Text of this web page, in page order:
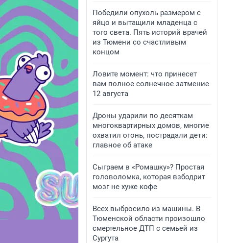
Победили опухоль размером с
яйцо и вытащили младенца с
того света. Пять историй врачей
из Тюмени со счастливым
концом
Ловите момент: что принесет
вам полное солнечное затмение
12 августа
Дроны ударили по десяткам
многоквартирных домов, многие
охватил огонь, пострадали дети:
главное об атаке
Сыграем в «Ромашку»? Простая
головоломка, которая взбодрит
мозг не хуже кофе
Всех выбросило из машины. В
Тюменской области произошло
смертельное ДТП с семьей из
Сургута